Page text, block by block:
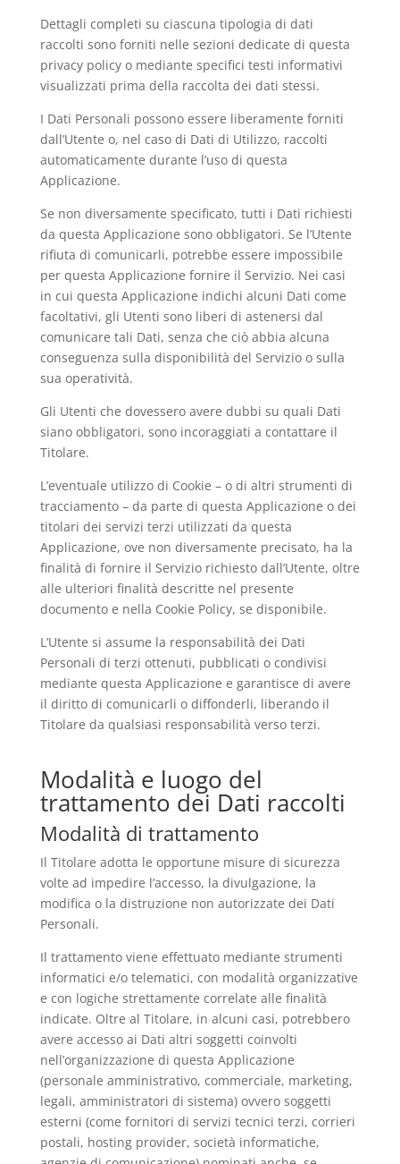
Dettagli completi su ciascuna tipologia di dati
raccolti sono forniti nelle sezioni dedicate di questa
privacy policy o mediante specifici testi informativi
visualizzati prima della raccolta dei dati stessi.
I Dati Personali possono essere liberamente forniti
dall’Utente o, nel caso di Dati di Utilizzo, raccolti
automaticamente durante l’uso di questa
Applicazione.
Se non diversamente specificato, tutti i Dati richiesti
da questa Applicazione sono obbligatori. Se l’Utente
rifiuta di comunicarli, potrebbe essere impossibile
per questa Applicazione fornire il Servizio. Nei casi
in cui questa Applicazione indichi alcuni Dati come
facoltativi, gli Utenti sono liberi di astenersi dal
comunicare tali Dati, senza che ciò abbia alcuna
conseguenza sulla disponibilità del Servizio o sulla
sua operatività.
Gli Utenti che dovessero avere dubbi su quali Dati
siano obbligatori, sono incoraggiati a contattare il
Titolare.
L’eventuale utilizzo di Cookie – o di altri strumenti di
tracciamento – da parte di questa Applicazione o dei
titolari dei servizi terzi utilizzati da questa
Applicazione, ove non diversamente precisato, ha la
finalità di fornire il Servizio richiesto dall’Utente, oltre
alle ulteriori finalità descritte nel presente
documento e nella Cookie Policy, se disponibile.
L’Utente si assume la responsabilità dei Dati
Personali di terzi ottenuti, pubblicati o condivisi
mediante questa Applicazione e garantisce di avere
il diritto di comunicarli o diffonderli, liberando il
Titolare da qualsiasi responsabilità verso terzi.
Modalità e luogo del
trattamento dei Dati raccolti
Modalità di trattamento
Il Titolare adotta le opportune misure di sicurezza
volte ad impedire l’accesso, la divulgazione, la
modifica o la distruzione non autorizzate dei Dati
Personali.
Il trattamento viene effettuato mediante strumenti
informatici e/o telematici, con modalità organizzative
e con logiche strettamente correlate alle finalità
indicate. Oltre al Titolare, in alcuni casi, potrebbero
avere accesso ai Dati altri soggetti coinvolti
nell’organizzazione di questa Applicazione
(personale amministrativo, commerciale, marketing,
legali, amministratori di sistema) ovvero soggetti
esterni (come fornitori di servizi tecnici terzi, corrieri
postali, hosting provider, società informatiche,